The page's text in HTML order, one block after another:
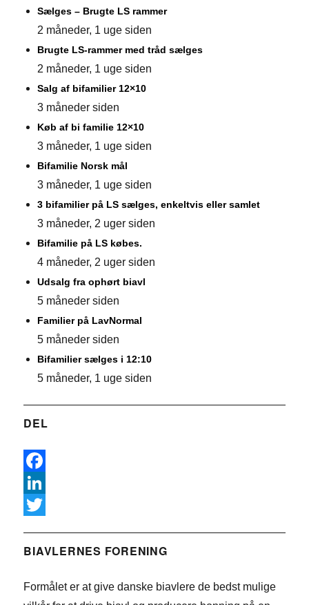
Sælges – Brugte LS rammer
2 måneder, 1 uge siden
Brugte LS-rammer med tråd sælges
2 måneder, 1 uge siden
Salg af bifamilier 12×10
3 måneder siden
Køb af bi familie 12×10
3 måneder, 1 uge siden
Bifamilie Norsk mål
3 måneder, 1 uge siden
3 bifamilier på LS sælges, enkeltvis eller samlet
3 måneder, 2 uger siden
Bifamilie på LS købes.
4 måneder, 2 uger siden
Udsalg fra ophørt biavl
5 måneder siden
Familier på LavNormal
5 måneder siden
Bifamilier sælges i 12:10
5 måneder, 1 uge siden
DEL
F
a
e
o
L
n
e
w
t
BIAVLERNES FORENING
Formålet er at give danske biavlere de bedst mulige